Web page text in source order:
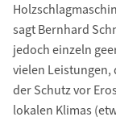
sagt Bernhard
jedoch einzeln
vielen Leistungen,
der Schutz vor
lokalen Klimas